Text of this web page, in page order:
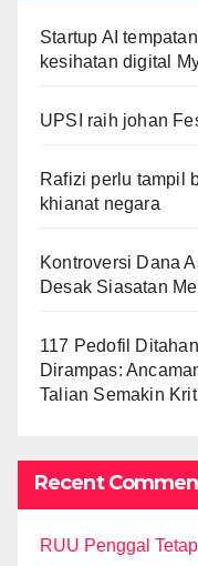
Startup AI
kesihatan digital
UPSI raih johan
Rafizi perlu tampil
khianat negara
Kontroversi Dana
Desak Siasatan
117 Pedofil
Dirampas:
Talian Semakin
Recent
RUU Penggal